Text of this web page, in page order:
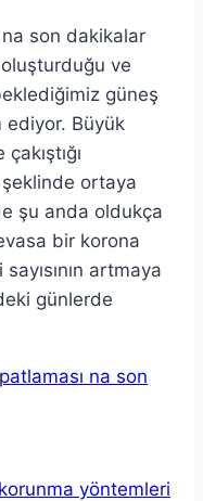
son dakikalar
ve
güneş
ediyor. Büyük
ortaya
şu anda oldukça
bir korona
artmaya
günlerde
na son